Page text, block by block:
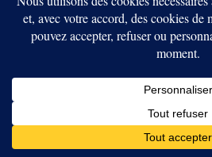
Énergie et
avancent
La rencontre Meloni-Dbeibah ne
pétrole et au gaz. Les deux
réaffirmé leur engagement sur la